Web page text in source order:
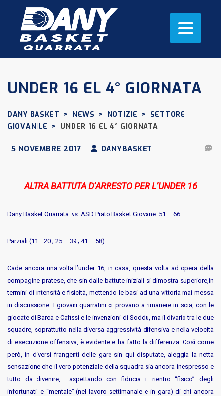
UNDER 16 EL 4° GIORNATA
DANY BASKET > NEWS > NOTIZIE >
SETTORE
GIOVANILE > UNDER 16 EL 4° GIORNATA
5 NOVEMBRE 2017 DANYBASKET
ALTRA BATTUTA D’ARRESTO PER L’UNDER 16
Dany Basket Quarrata vs ASD Prato Basket Giovane 51 – 66
Parziali (11 –20 ; 25 – 39 ; 41 – 58)
Cade ancora una volta l’under 16, in casa, questa volta ad opera della
compagine pratese, che sin dalle battute iniziali si dimostra superiore,in
termini di intensità e fisicità, mettendo le basi ad una vittoria mai messa
in discussione. I giovani quarratini ci provano a rimanere in scia, con le
giocate di Barca e Cafissi e le invenzioni di Soddu, ma il divario tra le due
squadre, soprattutto nella diversa aggressività difensiva e nella velocità
di esecuzione offensiva, è evidente e ha fatto la differenza. Così come
però, in diversi frangenti delle gare sin qui disputate, aleggia la netta
sensazione che il vero potenziale della squadra sia ancora inespresso e
tutto da divenire, aspettando con fiducia il rientro “fisico” degli
infortunati, e “mentale” (nel lavoro settimanale e in gara) di chi ancora